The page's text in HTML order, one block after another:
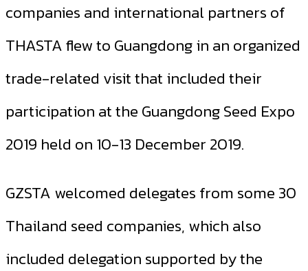
companies and international partners of
THASTA flew to Guangdong in an organized
trade-related visit that included their
participation at the Guangdong Seed Expo
2019 held on 10-13 December 2019.
GZSTA welcomed delegates from some 30
Thailand seed companies, which also
included delegation supported by the